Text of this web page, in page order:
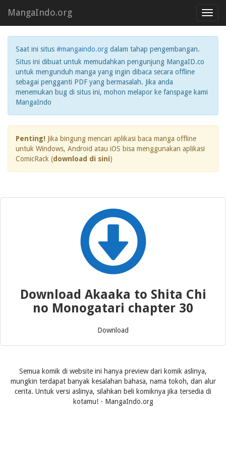
MangaIndo.org
Saat ini situs #mangaindo.org dalam tahap pengembangan.
Situs ini dibuat untuk memudahkan pengunjung MangaID.co
untuk mengunduh manga yang ingin dibaca secara offline
sebagai pengganti PDF yang bermasalah. Jika anda
menemukan bug di situs ini, mohon melapor ke fanspage kami
MangaIndo
Penting! Jika bingung mencari aplikasi baca manga offline
untuk Windows, Android atau iOS bisa menggunakan aplikasi
ComicRack (download di sini)
Download Akaaka to Shita Chi
no Monogatari chapter 30
Download
Semua komik di website ini hanya preview dari komik aslinya,
mungkin terdapat banyak kesalahan bahasa, nama tokoh, dan alur
cerita. Untuk versi aslinya, silahkan beli komiknya jika tersedia di
kotamu! - MangaIndo.org